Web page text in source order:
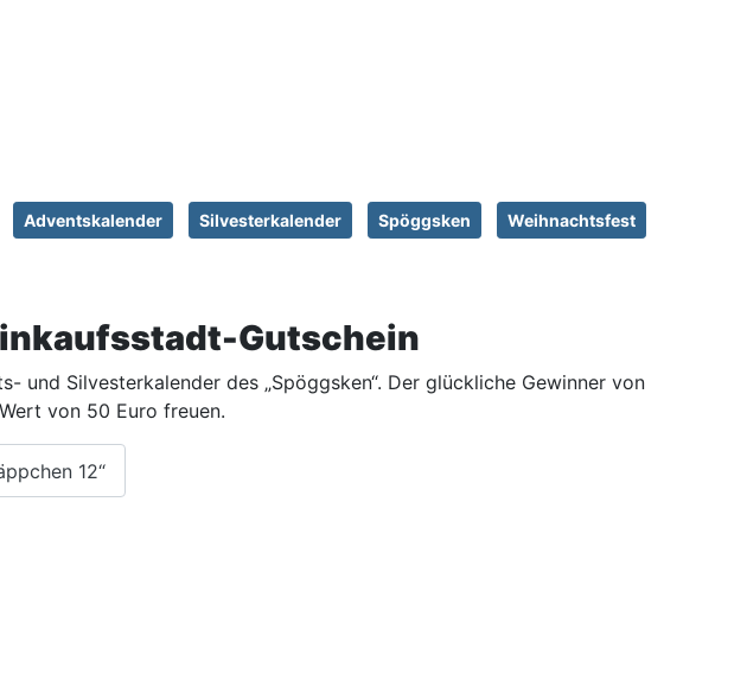
Adventskalender Silvesterkalender Spöggsken Weihnachtsfest
Gutschein
Silvesterkalender des „Spöggsken“. Der glückliche Gewinner von
von 50 Euro freuen.
12“